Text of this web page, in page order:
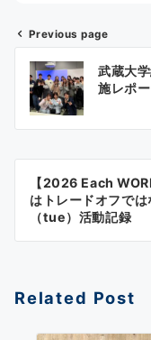
投
稿
ナ
ー
シ
ン
Previous page
武蔵大
施レポー
【2026 Each
はトレードオフで
（tue）活動記録
Related Post